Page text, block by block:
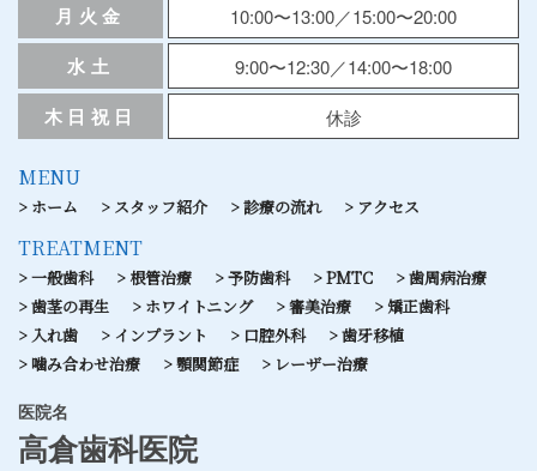
月火金 10:00〜13:00／15:00〜20:00
水土 9:00〜12:30／14:00〜18:00
木日祝日 休診
MENU
ホーム スタッフ紹介 診療の流れ アクセス
TREATMENT
一般歯科 根管治療 予防歯科 PMTC
歯周病治療
歯茎の再生
ホワイトニング 審美治療
矯正歯科
入れ歯
インプラント 口腔外科
歯牙移植
噛み合わせ治療
顎関節症 レーザー治療
医院名
高倉歯科医院